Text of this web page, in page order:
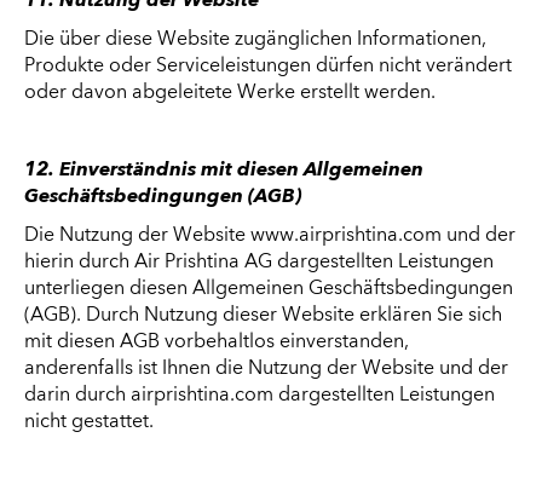
Die über diese Website zugänglichen Informationen,
Produkte oder Serviceleistungen dürfen nicht verändert
oder davon abgeleitete Werke erstellt werden.
12. Einverständnis mit diesen Allgemeinen
Geschäftsbedingungen (AGB)
Die Nutzung der Website www.airprishtina.com und der
hierin durch Air Prishtina AG dargestellten Leistungen
unterliegen diesen Allgemeinen Geschäftsbedingungen
(AGB). Durch Nutzung dieser Website erklären Sie sich
mit diesen AGB vorbehaltlos einverstanden,
anderenfalls ist Ihnen die Nutzung der Website und der
darin durch airprishtina.com dargestellten Leistungen
nicht gestattet.